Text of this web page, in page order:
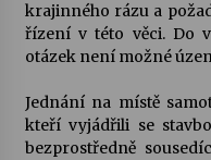
Varhanní
Želiv
3. 7.
Petr
30. 6.
krajinného rázu a
řízení v této věci. Do
otázek není možné
Jednání na místě
kteří vyjádřili se
bezprostředně